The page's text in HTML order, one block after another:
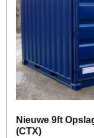
Nieuwe 9ft
(CTX)